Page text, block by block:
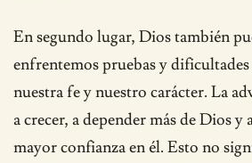
En segundo lugar, Dios también
enfrentemos pruebas y
nuestra fe y nuestro carácter. La
a crecer, a depender más de Dios y
mayor confianza en él. Esto no